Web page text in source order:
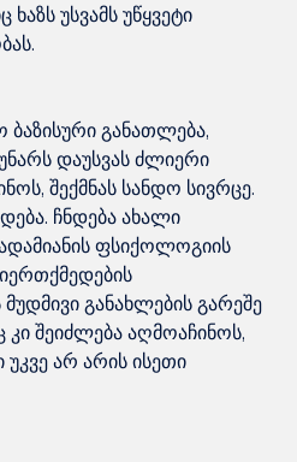
უსვამს უწყვეტი
განათლება,
დაუსვას ძლიერი
შექმნას სანდო სივრცე.
ჩნდება ახალი
ფსიქოლოგიის
განახლების გარეშე
კი შეიძლება აღმოაჩინოს,
უკვე არ არის ისეთი